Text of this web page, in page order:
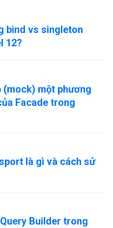
bind vs singleton
12?
(mock) một phương
Facade trong
là gì và cách sử
Builder trong